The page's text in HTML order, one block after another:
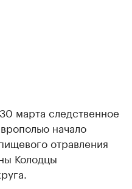
марта следственное
начало
отравления
Колодцы